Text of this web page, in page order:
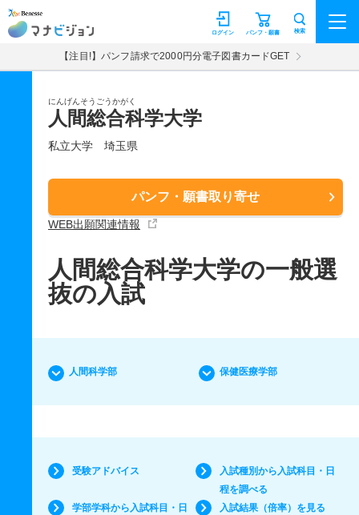
マナビジョン パンフ・願書
ログイン 検索
【注目!】パンフ請求で2000円分電子図書カードGET
にんげんそうごうかがく
人間総合科学大学
私立大学 埼玉県
パンフ・願書取り寄せ
WEB出願関連情報
人間総合科学大学の一般選
抜の入試
人間科学部 保健医療学部
受験アドバイス
入試種別から入試科目・日
程を調べる
学部学科から入試科目・日
入試結果（倍率）を見る